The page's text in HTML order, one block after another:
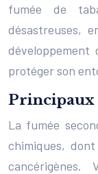
fumée de
désastreuses,
protéger son
Principaux
La fumée
chimiques,
cancérigènes.